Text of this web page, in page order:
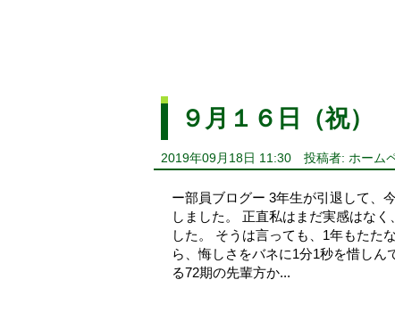
９月１６日（祝）
2019年09月18日 11:30 投稿者: ホーム
ー部員ブログー 3年生が引退して、
しました。 正直私はまだ実感はな
した。 そうは言っても、1年もたた
ら、悔しさをバネに1分1秒を惜し
る72期の先輩方か...